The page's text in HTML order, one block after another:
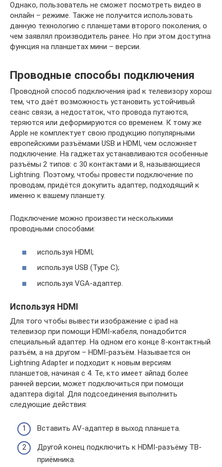
Однако, пользователь не сможет посмотреть видео в
онлайн – режиме. Также не получится использовать
данную технологию с планшетами второго поколения, о
чем заявлял производитель ранее. Но при этом доступна
функция на планшетах мини – версии.
Проводные способы подключения
Проводной способ подключения ipad к телевизору хорош
тем, что даёт возможность установить устойчивый
сеанс связи, а недостаток, что провода путаются,
теряются или деформируются со временем. К тому же
Apple не комплектует свою продукцию популярными
европейскими разъёмами USB и HDMI, чем осложняет
подключение. На гаджетах устанавливаются особенные
разъёмы 2 типов: с 30 контактами и 8, называющиеся
Lightning. Поэтому, чтобы провести подключение по
проводам, придётся докупить адаптер, подходящий к
именно к вашему планшету.
Подключение можно произвести несколькими
проводными способами:
используя HDMI;
используя USB (Type C);
используя VGA-адаптер.
Используя HDMI
Для того чтобы вывести изображение с ipad на
телевизор при помощи HDMI-кабеля, понадобится
специальный адаптер. На одном его конце 8-контактный
разъём, а на другом – HDMI-разъём. Называется он
Lightning Adapter и подходит к новым версиям
планшетов, начиная с 4. Те, кто имеет айпад более
ранней версии, может подключиться при помощи
адаптера digital. Для подсоединения выполнить
следующие действия:
Вставить AV-адаптер в выход планшета.
Другой конец подключить к HDMI-разъёму ТВ-
приёмника.